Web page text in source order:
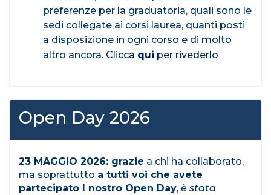
preferenze per la graduatoria, quali sono le
sedi collegate ai corsi laurea, quanti posti
a disposizione in ogni corso e di molto
altro ancora. Clicca qui per rivederlo
Open Day 2026
23 MAGGIO 2026: grazie a chi ha collaborato,
ma soprattutto a tutti voi che avete
partecipato l nostro Open Day, è stata